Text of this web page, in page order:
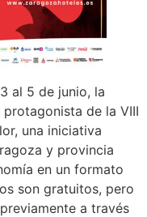
al 5 de junio, la
de la VIII
una iniciativa
y provincia
en un formato
son gratuitos, pero
a través